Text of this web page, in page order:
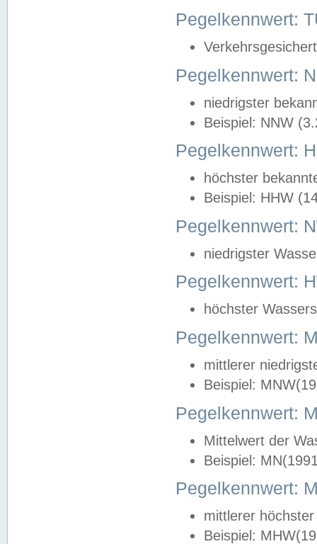
Pegelkennwert:
Pegelkennwert:
niedrigster
Beispiel: NNW
Pegelkennwert:
höchster
Beispiel: HHW
Pegelkennwert:
niedrigster
Pegelkennwert:
höchster
Pegelkennwert:
mittlerer
Beispiel:
Pegelkennwert:
Mittelwert der
Beispiel:
Pegelkennwert:
mittlerer
Beispiel: